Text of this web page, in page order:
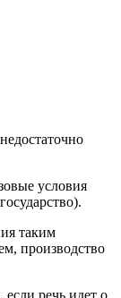
условия
таким
производство